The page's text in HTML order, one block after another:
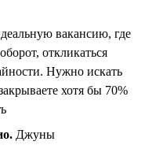
вакансию, где
откликаться
Нужно искать
хотя бы 70%
Джуны